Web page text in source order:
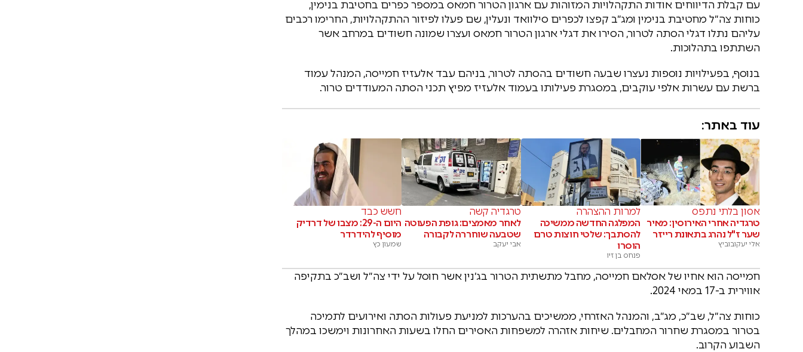
עם קבלת הדיווחים אודות התקהלויות המזוהות עם ארגון הטרור חמאס במספר כפרים בחטיבת בנימין,
כוחות צה״ל מחטיבת בנימין ומג״ב קפצו לכפרים סילוואד ונעלין, שם פעלו לפיזור ההתקהלויות, החרימו רכבים
עליהם נתלו דגלי הסתה לטרור, הסירו את דגלי ארגון הטרור חמאס ועצרו שמונה חשודים במרחב אשר
השתתפו בתהלוכות.
בנוסף, בפעילויות נוספות נעצרו שבעה חשודים בהסתה לטרור, בניהם עבד אלעזיז חמייסה, המנהל עמוד
ברשת עם עשרות אלפי עוקבים, במסגרת פעילותו בעמוד אלעזיז מפיץ תכני הסתה המעודדים טרור.
עוד באתר:
אסון בלתי נתפס
טרגדיה אחרי האירוסין: מאיר
שער ז"ל נהרג בתאונת רייזר
אלי יעקובוביץ
למרות ההצהרה
המפלגה החדשה ממשיכה
להסתבך: שלטי חוצות טרם
הוסרו
פנחס בן זיו
טרגדיה קשה
לאחר מאמצים: גופת הפעוטה
שטבעה שוחררה לקבורה
אבי יעקב
חשש כבד
היום ה-29: מצבו של דרדיק
מוסיף להידרדר
שמעון כץ
חמייסה הוא אחיו של אסלאם חמייסה, מחבל מתשתית הטרור בג׳נין אשר חוסל על ידי צה״ל ושב״כ בתקיפה
אווירית ב-17 במאי 2024.
כוחות צה״ל, שב״כ, מג״ב, והמנהל האזרחי, ממשיכים בהערכות למניעת פעולות הסתה ואירועים לתמיכה
בטרור במסגרת שחרור המחבלים. שיחות אזהרה למשפחות האסירים החלו בשעות האחרונות וימשכו במהלך
השבוע הקרוב.